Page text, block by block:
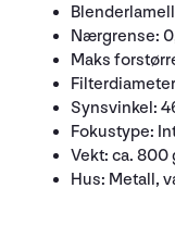
Nærgrense:
Maks
Synsvinkel:
Fokustype:
Vekt: ca. 800
Hus: Metall,